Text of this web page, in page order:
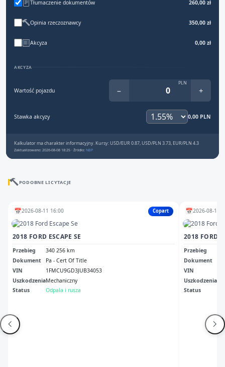
Tłumaczenie dokumentów 260,00 zł
Opinia rzeczoznawcy 350,00 zł
Akcyza 0,00 zł
AKCYZA
Wartość pojazdu −
PLN
+
Stawka akcyzy 0,00 PLN
Kalkulator ma charakter informacyjny. Kursy: USD/EUR 0.87, USD/PLN 3.73, EUR/PLN 4.3
Zaktualizowano: 2026-08-08 18:25 · Źródło: NBP
PODOBNE LICYTACJE
📅2026-08-11 16:00 Copart
2018 FORD ESCAPE SE
Przebieg
340 256 km
Dokument
Pa - Cert Of Title
VIN
1FMCU9GD3JUB34053
UszkodzeniaMechaniczny
Status
Odpala i rusza
📅2026-08-11
2018 FORD
Przebieg
Dokument
VIN
Uszkodzenia
Status